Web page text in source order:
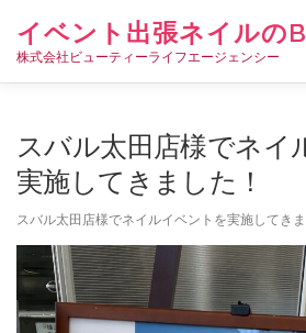
イベント出張ネイルの
株式会社ビューティーライフエージェンシー
スバル太田店様でネイ
実施してきました！
スバル太田店様でネイルイベントを実施してきま